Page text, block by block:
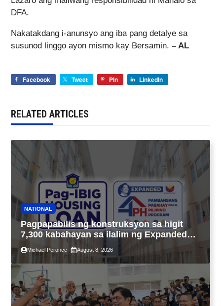
DFA.
Nakatakdang i-anunsyo ang iba pang detalye sa
susunod linggo ayon mismo kay Bersamin. – AL
Facebook Tweet Pin LinkedIn
RELATED ARTICLES
NATIONAL
Pagpapabilis ng konstruksyon sa higit
7,300 kabahayan sa ilalim ng Expanded
4PH, posible na sa pagtutulungan ng Pag-
IBIG at P.A. Alvarez
Michael Peronce August 8, 2026